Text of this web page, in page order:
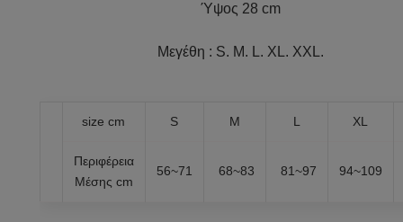
Ύψος 28 cm
Μεγέθη : S. M. L. XL. XXL.
size cm S M L XL
Περιφέρεια
Μέσης cm
56~71 68~83 81~97 94~109